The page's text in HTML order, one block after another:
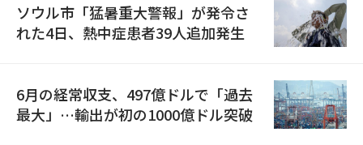
ソウル市「猛暑重大警報」が発令さ
れた4日、熱中症患者39人追加発生
6月の経常収支、497億ドルで「過去
最大」…輸出が初の1000億ドル突破